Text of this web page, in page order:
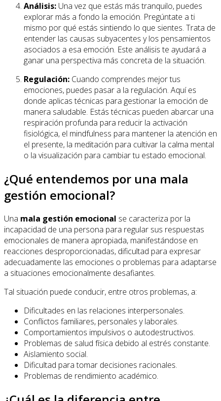
Análisis: Una vez que estás más tranquilo, puedes
explorar más a fondo la emoción. Pregúntate a ti
mismo por qué estás sintiendo lo que sientes. Trata de
entender las causas subyacentes y los pensamientos
asociados a esa emoción. Este análisis te ayudará a
ganar una perspectiva más concreta de la situación.
Regulación: Cuando comprendes mejor tus
emociones, puedes pasar a la regulación. Aquí es
donde aplicas técnicas para gestionar la emoción de
manera saludable. Estás técnicas pueden abarcar una
respiración profunda para reducir la activación
fisiológica, el mindfulness para mantener la atención en
el presente, la meditación para cultivar la calma mental
o la visualización para cambiar tu estado emocional.
¿Qué entendemos por una mala
gestión emocional?
Una mala gestión emocional se caracteriza por la
incapacidad de una persona para regular sus respuestas
emocionales de manera apropiada, manifestándose en
reacciones desproporcionadas, dificultad para expresar
adecuadamente las emociones o problemas para adaptarse
a situaciones emocionalmente desafiantes.
Tal situación puede conducir, entre otros problemas, a:
Dificultades en las relaciones interpersonales.
Conflictos familiares, personales y laborales.
Comportamientos impulsivos o autodestructivos.
Problemas de salud física debido al estrés constante.
Aislamiento social.
Dificultad para tomar decisiones racionales.
Problemas de rendimiento académico.